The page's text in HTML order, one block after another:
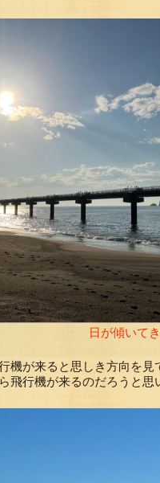
日が傾いてき
機が来ると思しき方向を
飛行機が来るのだろうと思